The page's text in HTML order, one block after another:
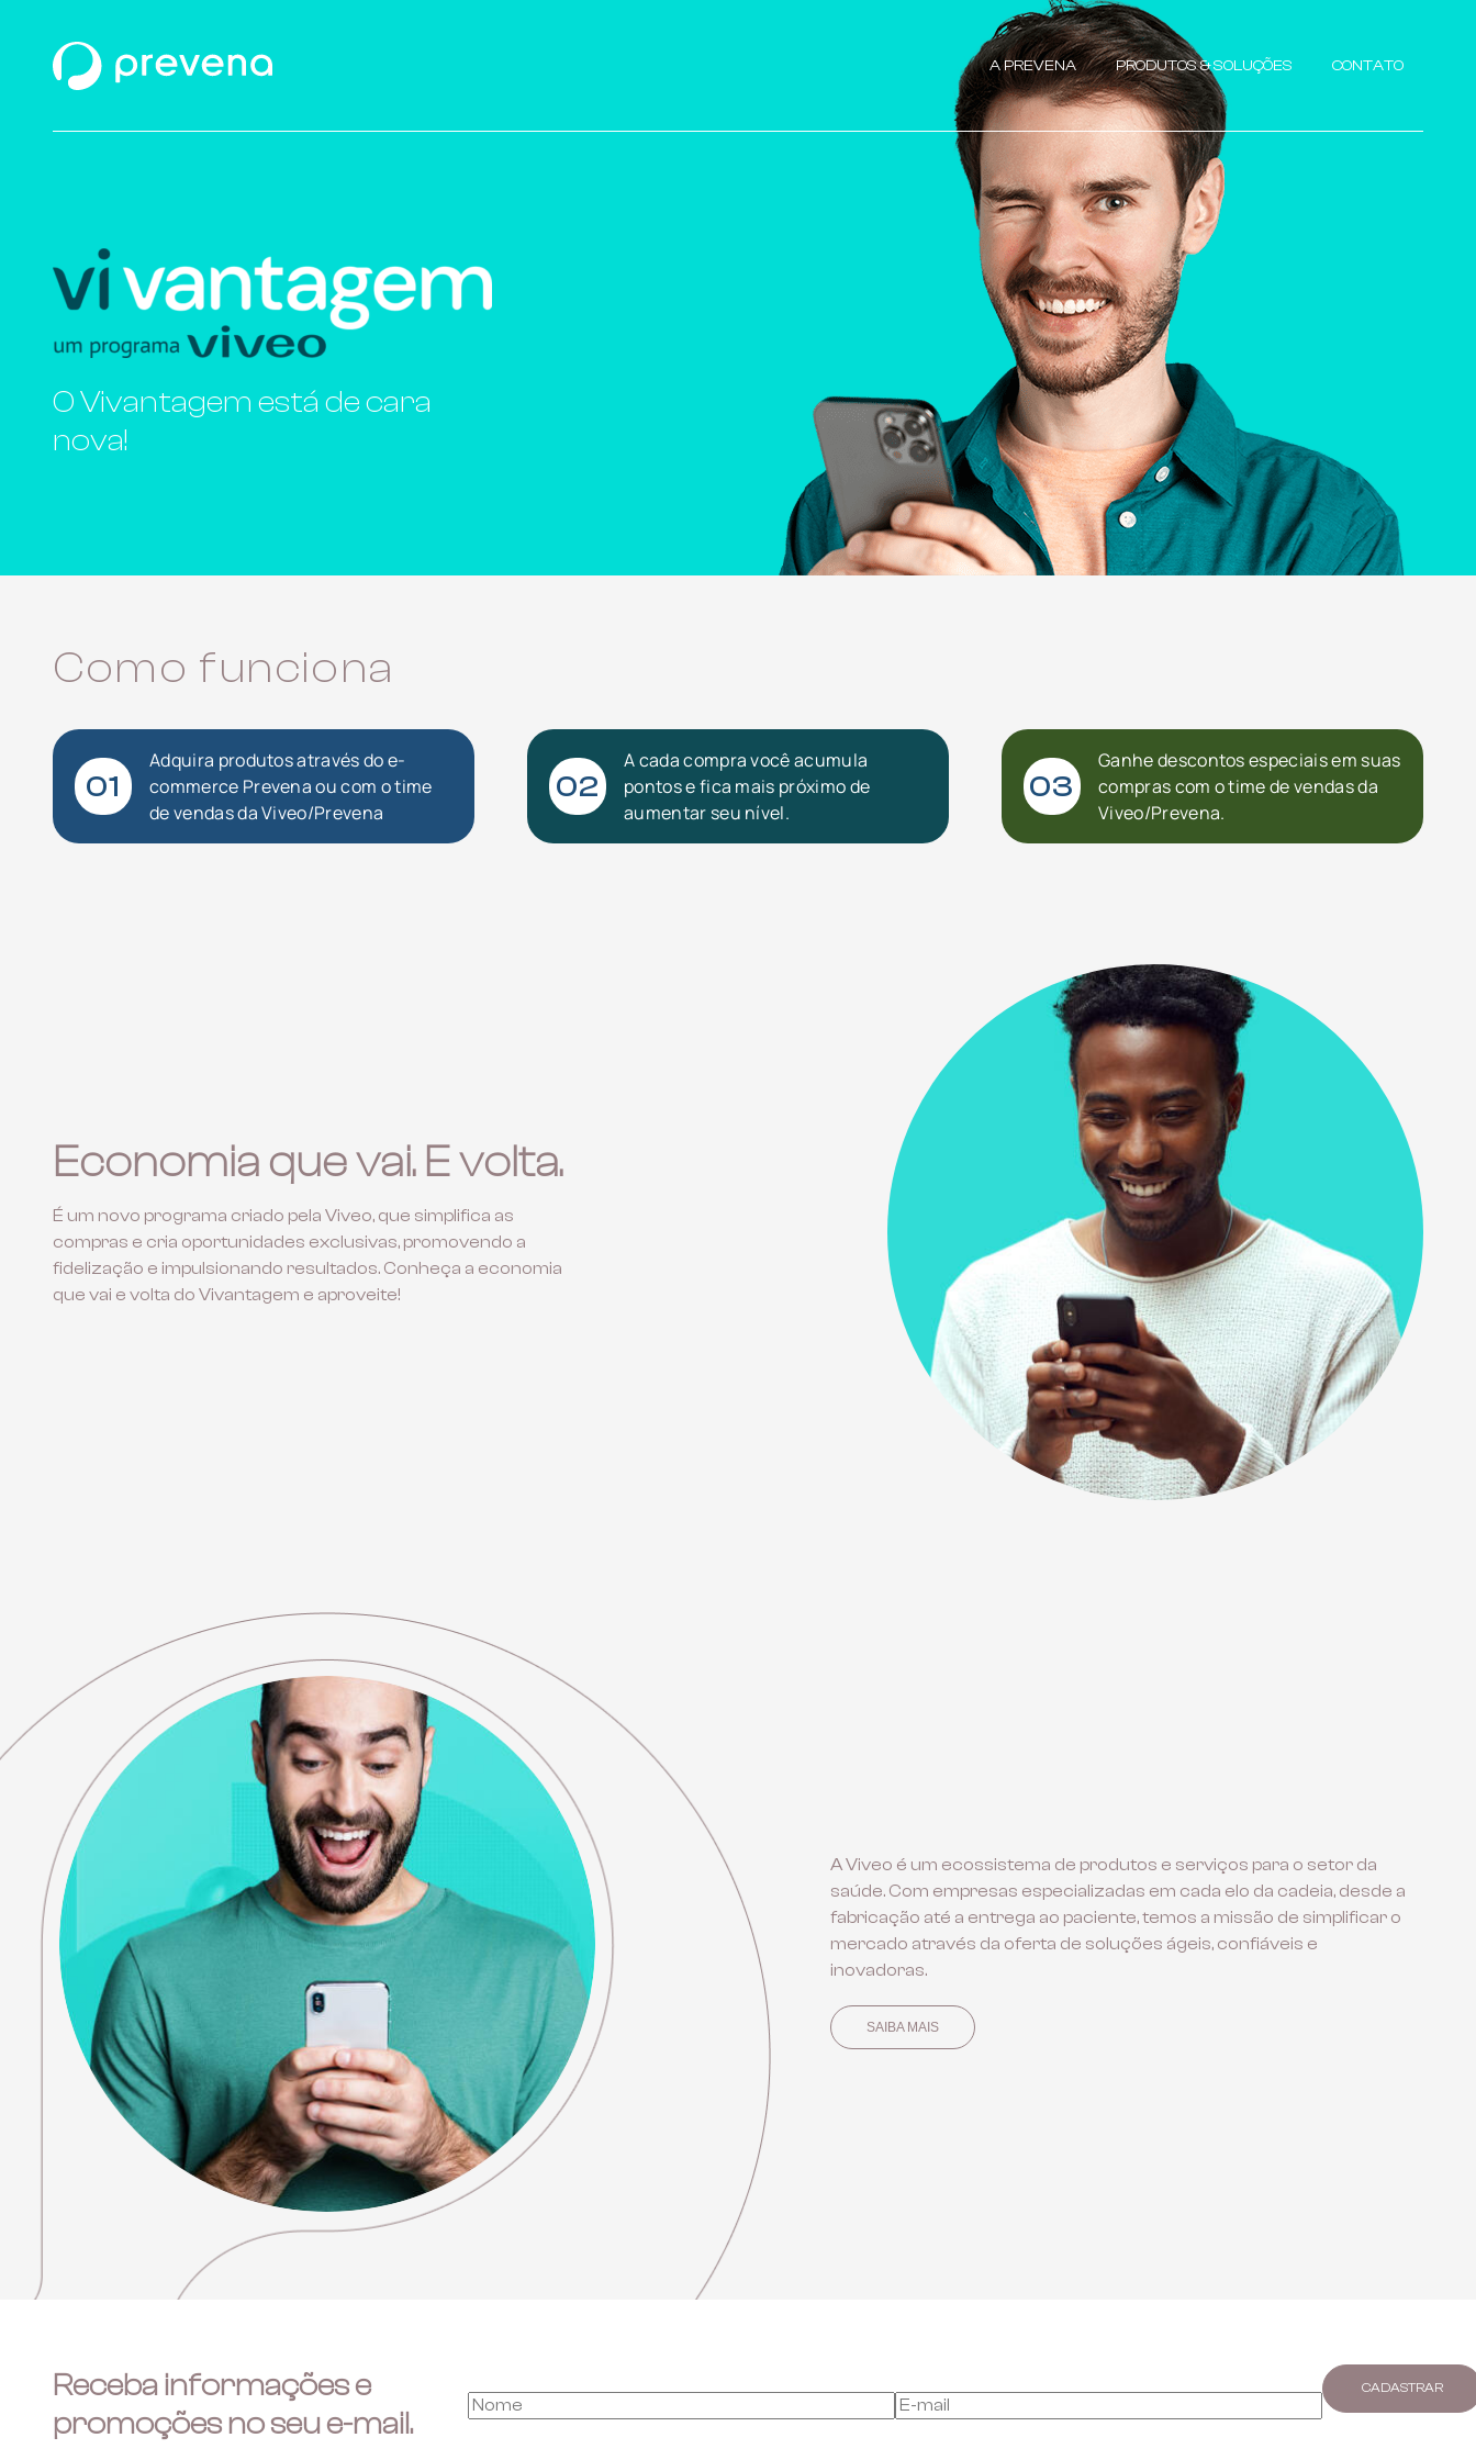
A PREVENA PRODUTOS & SOLUÇÕES CONTATO
O Vivantagem está de cara
nova!
Como funciona
01
Adquira produtos através do e-
commerce Prevena ou com o time
de vendas da Viveo/Prevena
02
A cada compra você acumula
pontos e fica mais próximo de
aumentar seu nível.
03
Ganhe descontos especiais em suas
compras com o time de vendas da
Viveo/Prevena.
Economia que vai. E volta.
É um novo programa criado pela Viveo, que simplifica as
compras e cria oportunidades exclusivas, promovendo a
fidelização e impulsionando resultados. Conheça a economia
que vai e volta do Vivantagem e aproveite!
A Viveo é um ecossistema de produtos e serviços para o setor da
saúde. Com empresas especializadas em cada elo da cadeia, desde a
fabricação até a entrega ao paciente, temos a missão de simplificar o
mercado através da oferta de soluções ágeis, confiáveis e
inovadoras.
SAIBA MAIS
Receba informações e
promoções no seu e-mail.